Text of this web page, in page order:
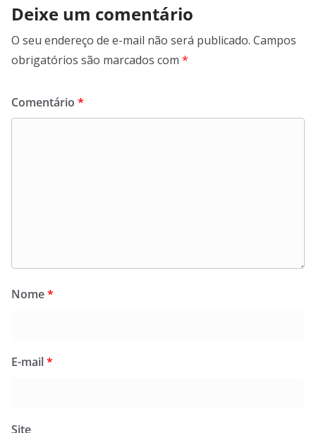
Deixe um comentário
O seu endereço de e-mail não será publicado. Campos
obrigatórios são marcados com *
Comentário *
Nome*
E-mail*
Site